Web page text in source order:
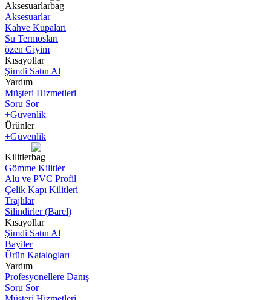
Aksesuarlar
Aksesuarlar
Kahve Kupaları
Su Termosları
özen Giyim
Kısayollar
Şimdi Satın Al
Yardım
Müşteri Hizmetleri
Soru Sor
+Güvenlik
Ürünler
+Güvenlik
Kilitler
Gömme Kilitler
Alu ve PVC Profil
Çelik Kapı Kilitleri
Trajlılar
Silindirler (Barel)
Kısayollar
Şimdi Satın Al
Bayiler
Ürün Katalogları
Yardım
Profesyonellere Danış
Soru Sor